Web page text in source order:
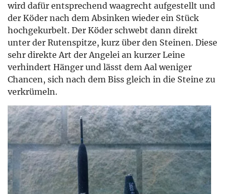
wird dafür entsprechend waagrecht aufgestellt und
der Köder nach dem Absinken wieder ein Stück
hochgekurbelt. Der Köder schwebt dann direkt
unter der Rutenspitze, kurz über den Steinen. Diese
sehr direkte Art der Angelei an kurzer Leine
verhindert Hänger und lässt dem Aal weniger
Chancen, sich nach dem Biss gleich in die Steine zu
verkrümeln.